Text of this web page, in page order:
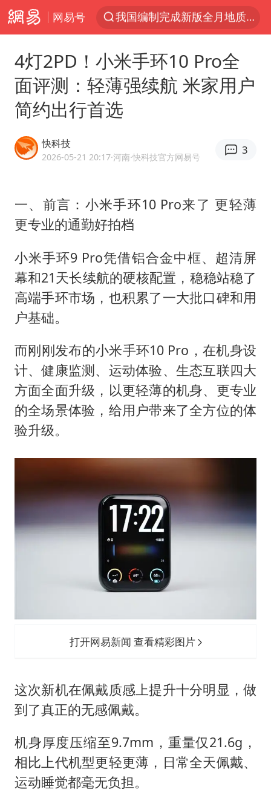
网易号
以“新”破局 首发经济点亮城市消费活力
看守所辅警收受10万获刑1年
台风白海豚影响中国已成定局
中方回应是否在太平洋海底开采稀土
佛得角门将亮相智利俱乐部主场
把党建设得更加坚强有力
41岁女子为鼓励女儿考上985研究生
宇树科技王兴兴身家有望超200亿元
中国养老床位“三连降”
五粮液渠道价一箱上涨近百元
法国下周开始禁止未经同意的电话营销
奋进开新局 实干挑大梁
4灯2PD！小米手环10 Pro全
面评测：轻薄强续航 米家用户
简约出行首选
快科技
2026-05-21 20:17·河南·快科技官方网易号
3
一、前言：小米手环10 Pro来了 更轻薄
更专业的通勤好拍档
小米手环9 Pro凭借铝合金中框、超清屏
幕和21天长续航的硬核配置，稳稳站稳了
高端手环市场，也积累了一大批口碑和用
户基础。
而刚刚发布的小米手环10 Pro，在机身设
计、健康监测、运动体验、生态互联四大
方面全面升级，以更轻薄的机身、更专业
的全场景体验，给用户带来了全方位的体
验升级。
打开网易新闻 查看精彩图片
这次新机在佩戴质感上提升十分明显，做
到了真正的无感佩戴。
机身厚度压缩至9.7mm，重量仅21.6g，
相比上代机型更轻更薄，日常全天佩戴、
运动睡觉都毫无负担。